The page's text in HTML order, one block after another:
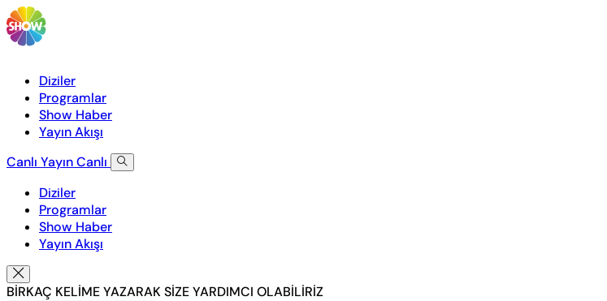
Diziler
Programlar
Show Haber
Yayın Akışı
Canlı YayınCanlı
Diziler
Programlar
Show Haber
Yayın Akışı
BİRKAÇ KELİME YAZARAK SİZE YARDIMCI OLABİLİRİZ